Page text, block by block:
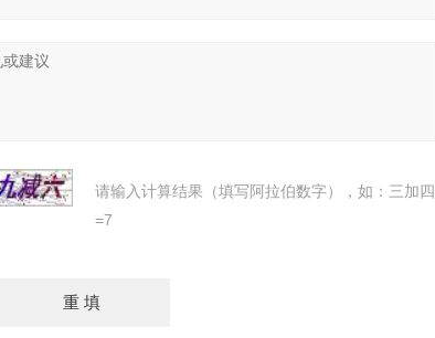
请输入计算结果（填写阿拉伯数字），如：三加四
=7